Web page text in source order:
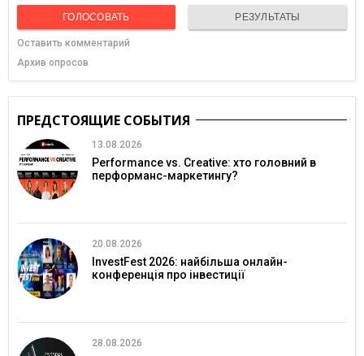
ГОЛОСОВАТЬ РЕЗУЛЬТАТЫ
Оставить комментарий
Архив опросов
ПРЕДСТОЯЩИЕ СОБЫТИЯ
13.08.2026
Performance vs. Creative: хто головний в
перформанс-маркетингу?
20.08.2026
InvestFest 2026: найбільша онлайн-
конференція про інвестиції
28.08.2026